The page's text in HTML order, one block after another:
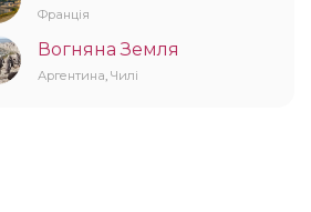
Франція
Вогняна Земля
Аргентина, Чилі